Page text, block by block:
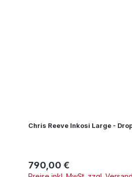
Chris Reeve Inkosi Large -
Regulärer Preis:
790,00 €